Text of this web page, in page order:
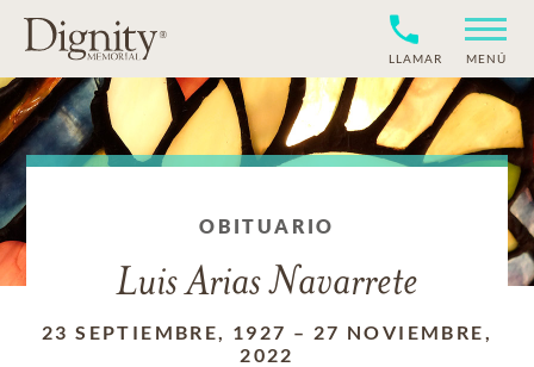
LLAMAR MENÚ
OBITUARIO
Luis Arias Navarrete
23 SEPTIEMBRE, 1927 – 27 NOVIEMBRE,
2022